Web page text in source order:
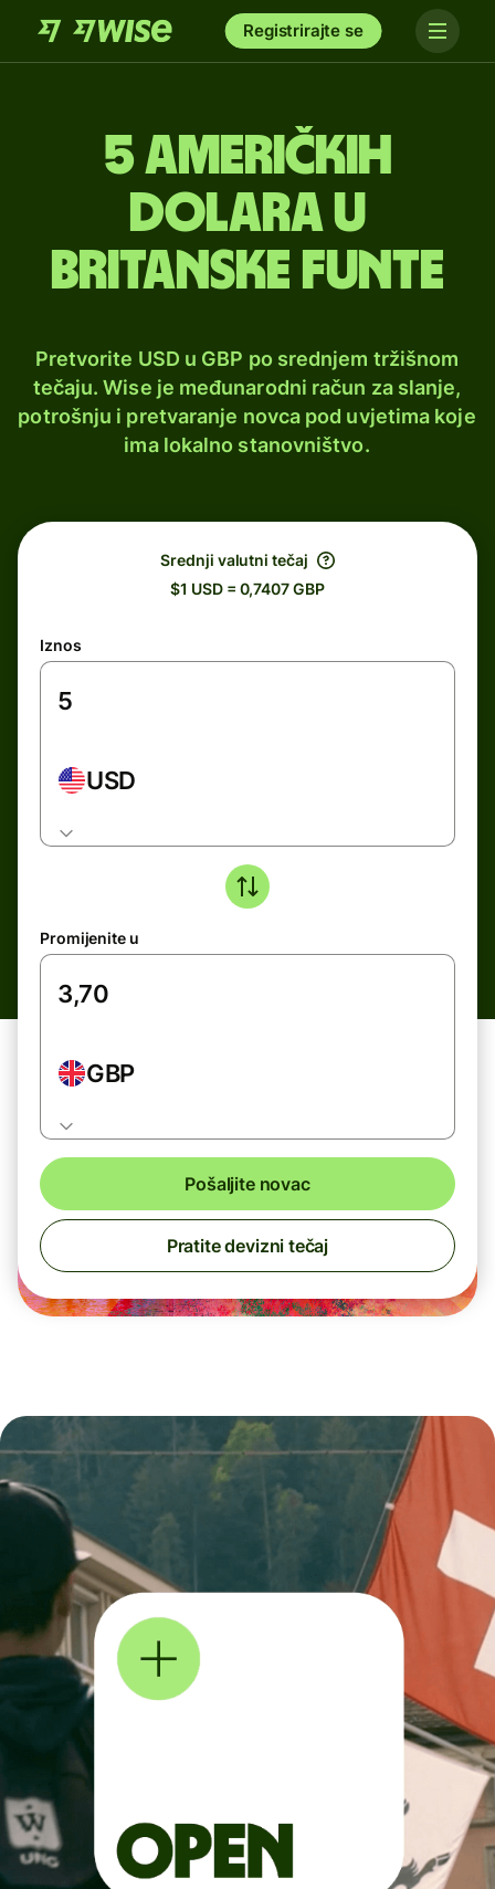
Registrirajte se
5 američkih
dolara u
britanske funte
Pretvorite USD u GBP po srednjem tržišnom
tečaju. Wise je međunarodni račun za slanje,
potrošnju i pretvaranje novca pod uvjetima koje
ima lokalno stanovništvo.
Srednji valutni tečaj
$1 USD = 0,7407 GBP
Iznos
USD
Promijenite u
GBP
Pošaljite novac
Pratite devizni tečaj